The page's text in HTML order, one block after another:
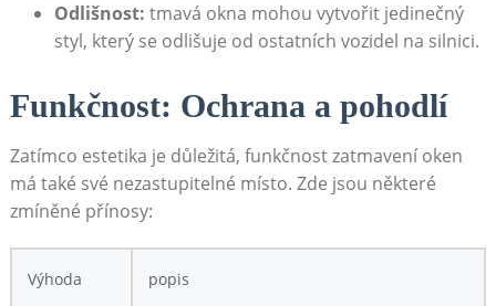
Odlišnost: tmavá ⁤okna mohou⁣ vytvořit jedinečný
styl, který se odlišuje od ostatních⁤ vozidel ⁢na​ silnici.
Funkčnost: Ochrana ​a pohodlí
Zatímco estetika je důležitá, ​funkčnost zatmavení oken
má ⁣také své nezastupitelné místo. Zde jsou některé
zmíněné přínosy:
Výhoda popis